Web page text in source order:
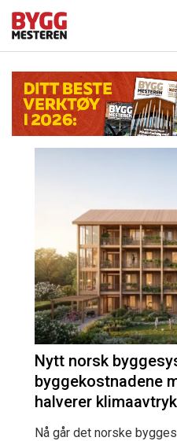
Nytt norsk
byggekostnadene
halverer
Nå går det norske